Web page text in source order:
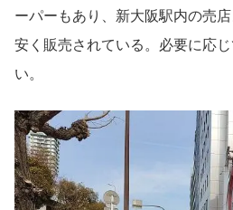
ーパーもあり、新大阪駅内の売
安く販売されている。必要に応
い。